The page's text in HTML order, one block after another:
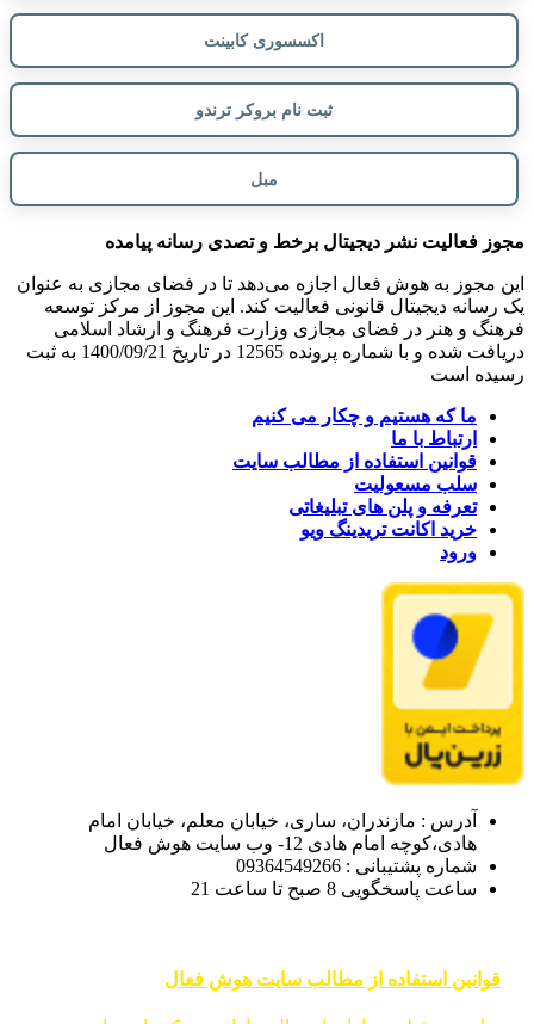
اکسسوری کابینت
ثبت نام بروکر ترندو
مبل
مجوز فعالیت نشر دیجیتال برخط و تصدی رسانه پیامده
این مجوز به هوش فعال اجازه می‌دهد تا در فضای مجازی به عنوان
یک رسانه دیجیتال قانونی فعالیت کند. این مجوز از مرکز توسعه
فرهنگ و هنر در فضای مجازی وزارت فرهنگ و ارشاد اسلامی
دریافت شده و با شماره پرونده 12565 در تاریخ 1400/09/21 به ثبت
رسیده است
ما که هستیم و چکار می کنیم
ارتباط با ما
قوانین استفاده از مطالب سایت
سلب مسعولیت
تعرفه و پلن های تبلیغاتی
خرید اکانت تریدینگ ویو
ورود
آدرس : مازندران، ساری، خیابان معلم، خیابان امام
هادی،کوچه امام هادی 12- وب سایت هوش فعال
شماره پشتیبانی : 09364549266
ساعت پاسخگویی 8 صبح تا ساعت 21
قوانین استفاده از مطالب سایت هوش فعال